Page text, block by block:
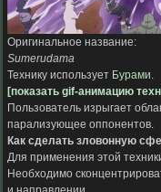
Оригинальное название:
Sumerudama
Технику использует Бурами.
[показать gif-анимацию
Пользователь изрыгает
парализующее оппонентов.
Как сделать зловонную
Для применения этой
Необходимо